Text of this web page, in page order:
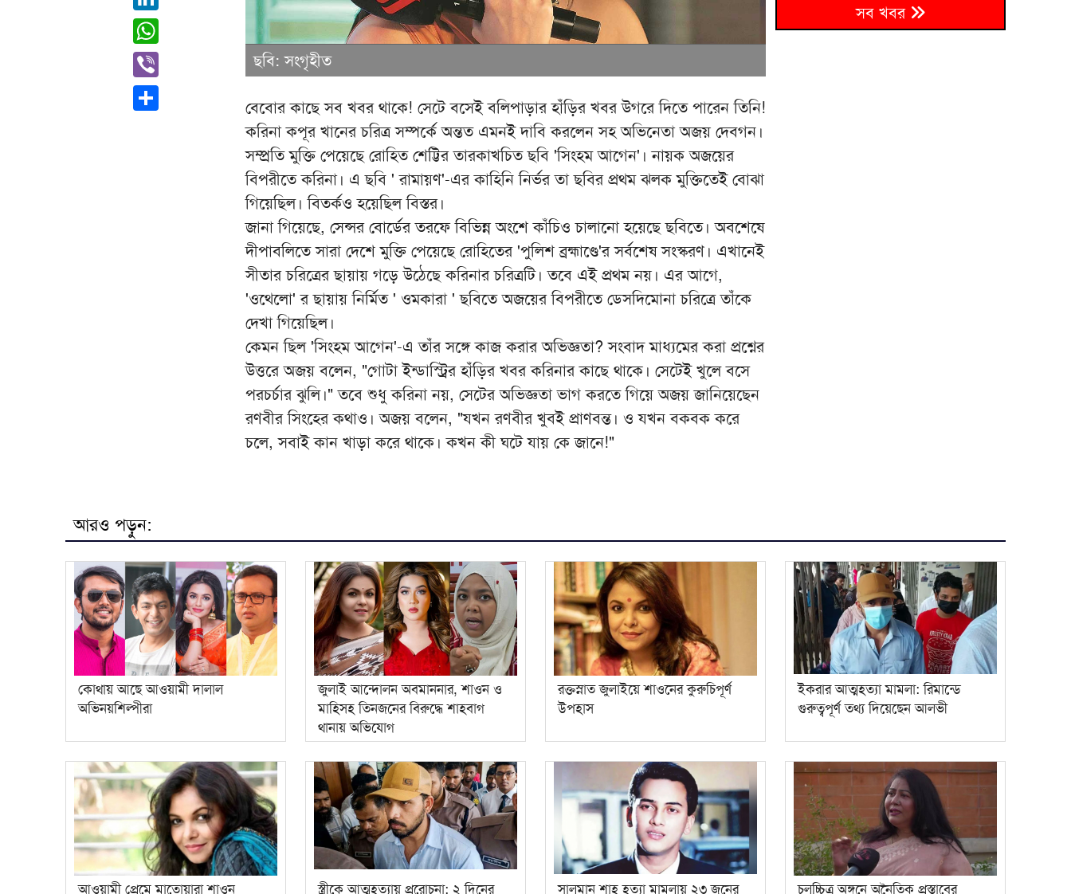
WhatsApp
Viber
Share
ছবি: সংগৃহীত
বেবোর কাছে সব খবর থাকে! সেটে বসেই বলিপাড়ার হাঁড়ির খবর উগরে দিতে পারেন তিনি!
করিনা কপূর খানের চরিত্র সম্পর্কে অন্তত এমনই দাবি করলেন সহ অভিনেতা অজয় দেবগন।
সম্প্রতি মুক্তি পেয়েছে রোহিত শেট্টির তারকাখচিত ছবি 'সিংহম আগেন'। নায়ক অজয়ের
বিপরীতে করিনা। এ ছবি ' রামায়ণ'-এর কাহিনি নির্ভর তা ছবির প্রথম ঝলক মুক্তিতেই বোঝা
গিয়েছিল। বিতর্কও হয়েছিল বিস্তর।
জানা গিয়েছে, সেন্সর বোর্ডের তরফে বিভিন্ন অংশে কাঁচিও চালানো হয়েছে ছবিতে। অবশেষে
দীপাবলিতে সারা দেশে মুক্তি পেয়েছে রোহিতের 'পুলিশ ব্রহ্মাণ্ডে'র সর্বশেষ সংস্করণ। এখানেই
সীতার চরিত্রের ছায়ায় গড়ে উঠেছে করিনার চরিত্রটি। তবে এই প্রথম নয়। এর আগে,
'ওথেলো' র ছায়ায় নির্মিত ' ওমকারা ' ছবিতে অজয়ের বিপরীতে ডেসদিমোনা চরিত্রে তাঁকে
দেখা গিয়েছিল।
কেমন ছিল 'সিংহম আগেন'-এ তাঁর সঙ্গে কাজ করার অভিজ্ঞতা? সংবাদ মাধ্যমের করা প্রশ্নের
উত্তরে অজয় বলেন, "গোটা ইন্ডাস্ট্রির হাঁড়ির খবর করিনার কাছে থাকে। সেটেই খুলে বসে
পরচর্চার ঝুলি।" তবে শুধু করিনা নয়, সেটের অভিজ্ঞতা ভাগ করতে গিয়ে অজয় জানিয়েছেন
রণবীর সিংহের কথাও। অজয় বলেন, "যখন রণবীর খুবই প্রাণবন্ত। ও যখন বকবক করে
চলে, সবাই কান খাড়া করে থাকে। কখন কী ঘটে যায় কে জানে!"
৬
বিদ্যুৎ ও জ্বালানি খাত অস্থিতিশীল
করতে তৎপর একটি চক্র
সব খবর
আরও পড়ুন:
কোথায় আছে আওয়ামী দালাল
অভিনয়শিল্পীরা
জুলাই আন্দোলন অবমাননার, শাওন ও
মাহিসহ তিনজনের বিরুদ্ধে শাহবাগ
থানায় অভিযোগ
রক্তস্নাত জুলাইয়ে শাওনের কুরুচিপূর্ণ
উপহাস
ইকরার আত্মহত্যা মামলা: রিমান্ডে
গুরুত্বপূর্ণ তথ্য দিয়েছেন আলভী
আওয়ামী প্রেমে মাতোয়ারা শাওন স্ত্রীকে আত্মহত্যায় প্ররোচনা: ২ দিনের সালমান শাহ হত্যা মামলায় ২৩ জুনের চলচ্চিত্র অঙ্গনে অনৈতিক প্রস্তাবের